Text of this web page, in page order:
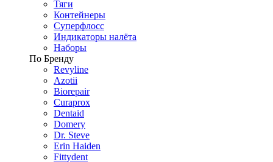
Тяги
Контейнеры
Суперфлосс
Индикаторы налёта
Наборы
По Бренду
Revyline
Azotii
Biorepair
Curaprox
Dentaid
Domery
Dr. Steve
Erin Haiden
Fittydent